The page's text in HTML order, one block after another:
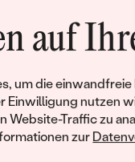
auf
um die
Einwilligung nutzen
Website-Traffic zu
zur